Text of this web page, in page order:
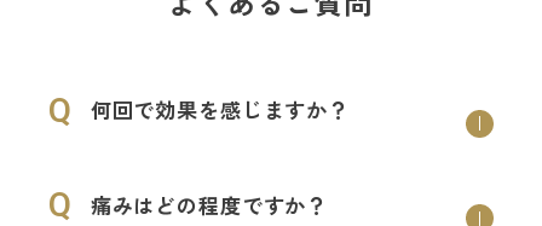
Q 何回で効果を感じますか？
Q 痛みはどの程度ですか？